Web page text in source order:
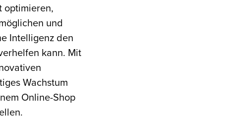
optimieren,
und
Intelligenz den
kann. Mit
Wachstum
Online-Shop